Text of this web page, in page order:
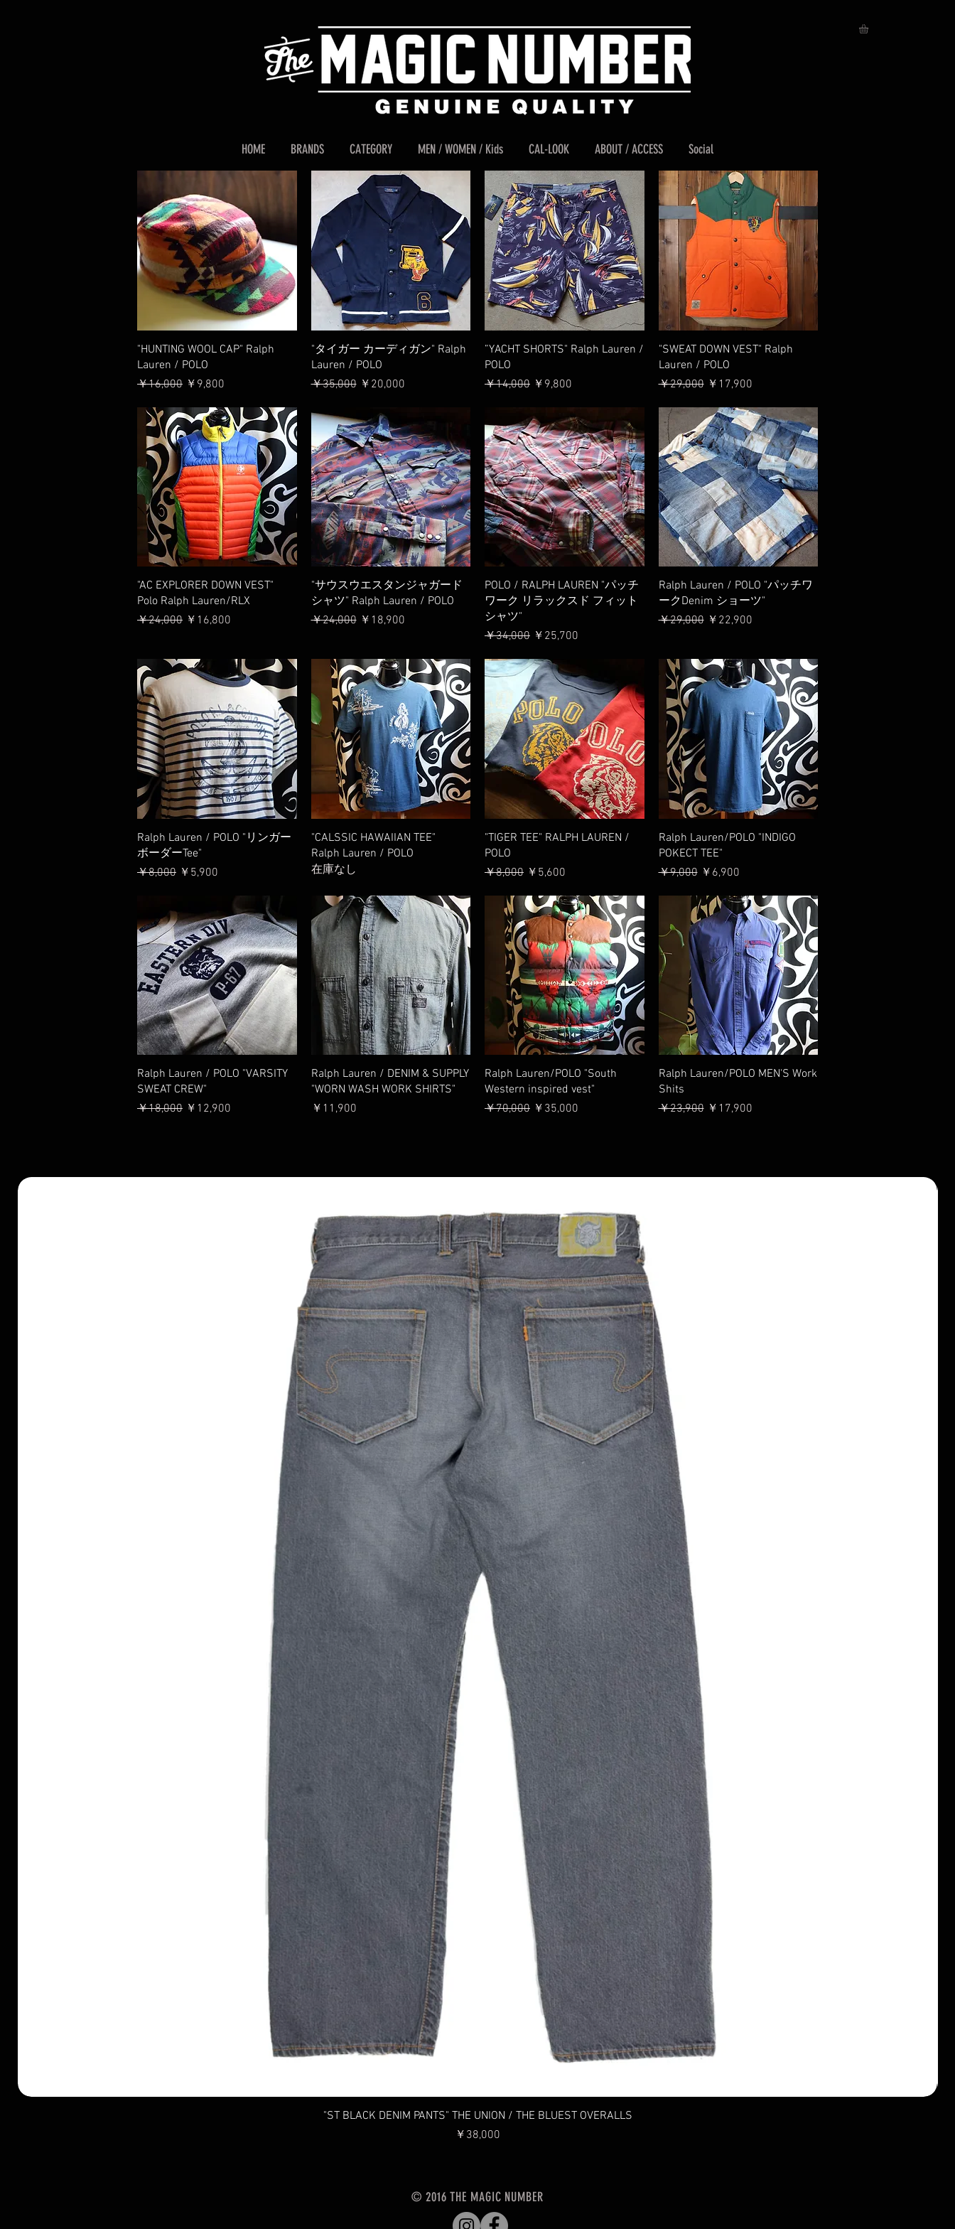
HOME BRANDS CATEGORY MEN / WOMEN / Kids CAL-LOOK ABOUT / ACCESS Social
クイックビュー
"HUNTING WOOL CAP" Ralph
Lauren / POLO
通常価格
￥16,000 セール価格
￥9,800
クイックビュー
"タイガー カーディガン" Ralph
Lauren / POLO
通常価格
￥35,000 セール価格
￥20,000
クイックビュー
”YACHT SHORTS" Ralph Lauren /
POLO
通常価格
￥14,000 セール価格
￥9,800
クイックビュー
"SWEAT DOWN VEST" Ralph
Lauren / POLO
通常価格
￥29,000 セール価格
￥17,900
クイックビュー
"AC EXPLORER DOWN VEST"
Polo Ralph Lauren/RLX
通常価格
￥24,000 セール価格
￥16,800
クイックビュー
"サウスウエスタンジャガード
シャツ" Ralph Lauren / POLO
通常価格
￥24,000 セール価格
￥18,900
クイックビュー
POLO / RALPH LAUREN "パッチ
ワーク リラックスド フィット
シャツ"
通常価格
￥34,000 セール価格
￥25,700
クイックビュー
Ralph Lauren / POLO "パッチワ
ークDenim ショーツ"
通常価格
￥29,000 セール価格
￥22,900
クイックビュー
Ralph Lauren / POLO "リンガー
ボーダーTee"
通常価格
￥8,000 セール価格
￥5,900
クイックビュー
"CALSSIC HAWAIIAN TEE"
Ralph Lauren / POLO
在庫なし
クイックビュー
"TIGER TEE" RALPH LAUREN /
POLO
通常価格
￥8,000 セール価格
￥5,600
クイックビュー
Ralph Lauren/POLO "INDIGO
POKECT TEE"
通常価格
￥9,000 セール価格
￥6,900
クイックビュー
Ralph Lauren / POLO "VARSITY
SWEAT CREW"
通常価格
￥18,000 セール価格
￥12,900
クイックビュー
Ralph Lauren / DENIM & SUPPLY
"WORN WASH WORK SHIRTS"
価格
￥11,900
クイックビュー
Ralph Lauren/POLO "South
Western inspired vest"
通常価格
￥70,000 セール価格
￥35,000
クイックビュー
Ralph Lauren/POLO MEN'S Work
Shits
通常価格
￥23,900 セール価格
￥17,900
クイックビュー
"ST BLACK DENIM PANTS" THE UNION / THE BLUEST OVERALLS
価格
￥38,000
© 2016 THE MAGIC NUMBER